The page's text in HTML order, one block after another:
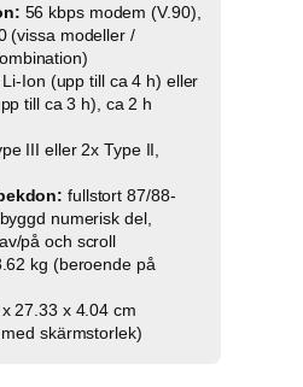
56 kbps modem (V.90),
(vissa modeller /
Ion (upp till ca 4 h) eller
till ca 3 h), ca 2 h
III eller 2x Type II,
fullstort 87/88-
numerisk del,
på och scroll
kg (beroende på
27.33 x 4.04 cm
skärmstorlek)